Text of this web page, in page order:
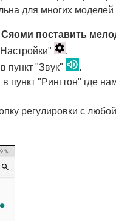
для многих
Сяоми поставить
.
пункт "Звук"
.
пункт "Рингтон" где
регулировки с